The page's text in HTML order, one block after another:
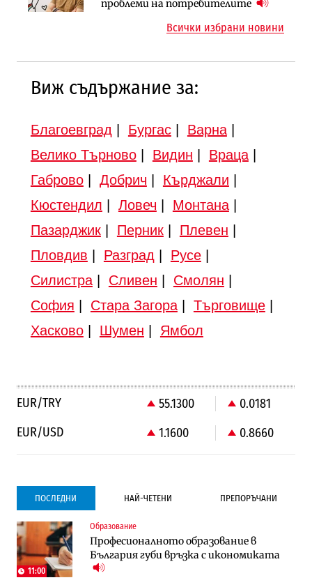
проблеми на потребителите
Всички избрани новини
Виж съдържание за:
Благоевград Бургас| Варна|
Велико Търново| Видин Враца|
Габрово| Добрич Кърджали
Кюстендил
Ловеч Монтана|
Пазарджик| Перник| Плевен
Пловдив
Разград Русе|
Силистра| Сливен Смолян
София
Стара Загора| Търговище|
Хасково| Шумен Ямбол
EUR/TRY 55.1300
0.0181
EUR/USD
1.1600 0.8660
ПОСЛЕДНИ НАЙ-ЧЕТЕНИ ПРЕПОРЪЧАНИ
11:00
Образование
Професионалното образование в
България губи връзка с икономиката
Градоустройство
Столична община избра изпълнител за
преместването на трамвайното
трасе по бул. „Скобелев“
Компании
Vivacom предлага над 150 устройства с
90% отстъпка през август